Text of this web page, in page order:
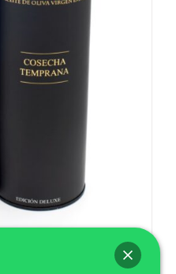
Temprana
GRATUITOa